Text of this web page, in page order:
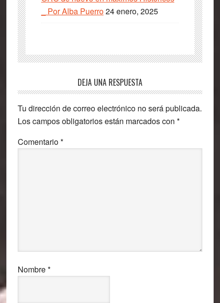
_ Por Alba Puerro24 enero, 2025
Interacciones
con
los
lectores
DEJA UNA RESPUESTA
Tu dirección de correo electrónico no será publicada.
Los campos obligatorios están marcados con *
Comentario*
Nombre*